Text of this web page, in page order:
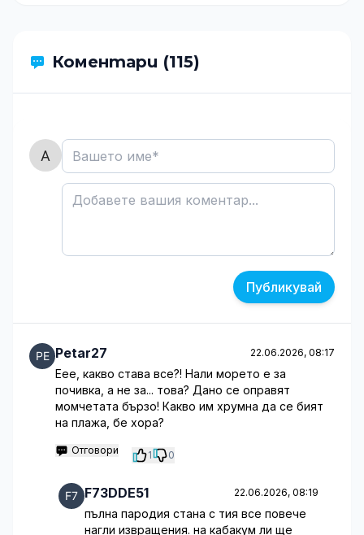
Коментари (115)
Публикувай
Petar27 22.06.2026, 08:17
Еее, какво става все?! Нали морето е за
почивка, а не за... това? Дано се оправят
момчетата бързо! Какво им хрумна да се бият
на плажа, бе хора?
Отговори 1 0
F73DDE51 22.06.2026, 08:19
пълна пародия стана с тия все повече
нагли извращения. на кабакум ли ще